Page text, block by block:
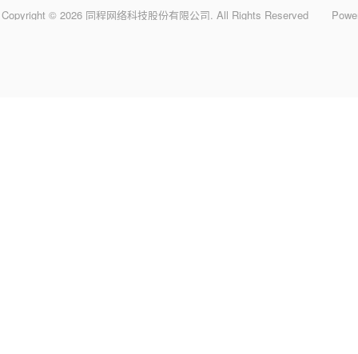
Copyright © 2026 同程网络科技股份有限公司. All Rights Reserved